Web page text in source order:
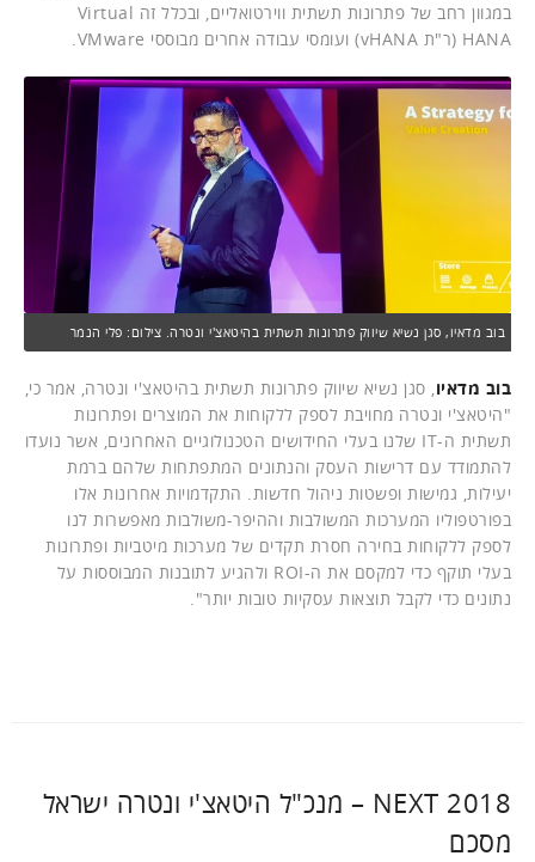
במגוון רחב של פתרונות תשתית ווירטואליים, ובכלל זה Virtual
HANA (ר"ת vHANA) ועומסי עבודה אחרים מבוססי VMware.
בוב מדאיו, סגן נשיא שיווק פתרונות תשתית בהיטאצ'י ונטרה. צילום: פלי הנמר
בוב מדאיו, סגן נשיא שיווק פתרונות תשתית בהיטאצ'י ונטרה, אמר כי,
"היטאצ'י ונטרה מחויבת לספק ללקוחות את המוצרים ופתרונות
תשתית ה-IT שלנו בעלי החידושים הטכנולוגיים האחרונים, אשר נועדו
להתמודד עם דרישות העסק והנתונים המתפתחות שלהם ברמת
יעילות, גמישות ופשטות ניהול חדשות. התקדמויות אחרונות אלו
בפורטפוליו המערכות המשולבות וההיפר-משולבות מאפשרות לנו
לספק ללקוחות בחירה חסרת תקדים של מערכות מיטביות ופתרונות
בעלי תוקף כדי למקסם את ה-ROI ולהגיע לתובנות המבוססות על
נתונים כדי לקבל תוצאות עסקיות טובות יותר".
NEXT 2018 – מנכ"ל היטאצ'י ונטרה ישראל
מסכם